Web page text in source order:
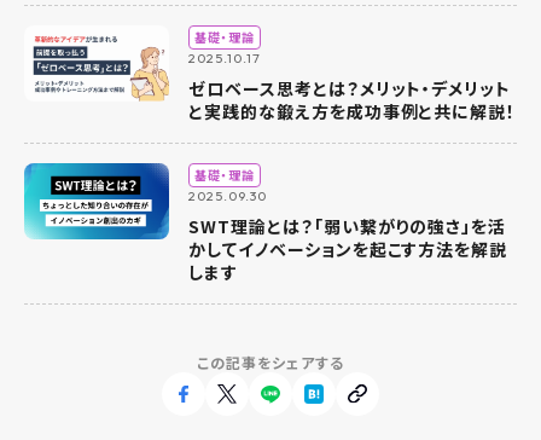
この記事をシェアする
基礎・理論
2025.10.17
ゼロベース思考とは？メリット・デメリット
と実践的な鍛え方を成功事例と共に解説！
基礎・理論
2025.09.30
SWT理論とは？「弱い繋がりの強さ」を活
かしてイノベーションを起こす方法を解説
します